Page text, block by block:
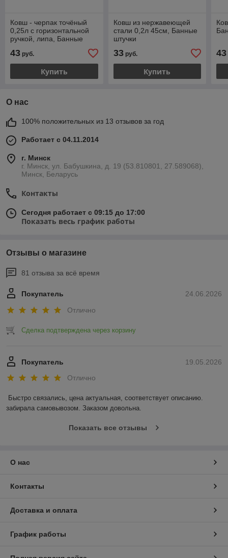
Ковш - черпак точёный
0,25л с горизонтальной
ручкой, липа, Банные
43 руб.
Купить
Ковш из нержавеющей
стали 0,2л 45см, Банные
штучки
33руб.
Купить
43
О нас
100% положительных из 13 отзывов за год
Работает с 04.11.2014
г. Минск
г. Минск, ул. Бабушкина, д. 19 (53.810801, 27.589068),
Минск, Беларусь
Контакты
Сегодня работает с 09:15 до 17:00
Показать весь график работы
Отзывы о магазине
81 отзыва за всё время
24.06.2026
Покупатель
Отлично
Сделка подтверждена через корзину
19.05.2026
Покупатель
Отлично
Быстро связались, цена актуальная, соответствует описанию.
забирала самовывозом. Заказом довольна.
Показать все отзывы
О нас
Контакты
Доставка и оплата
График работы